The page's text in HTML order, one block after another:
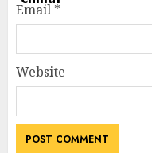
Email *
Website